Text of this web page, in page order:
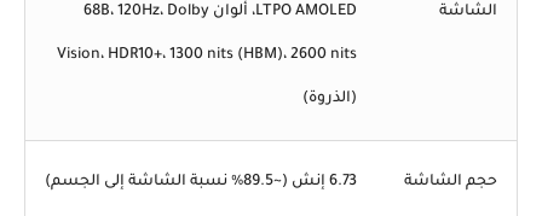
الشاشة LTPO AMOLED، ألوان 68B، 120Hz، Dolby
Vision، HDR10+، 1300 nits (HBM)، 2600 nits
(الذروة)
حجم الشاشة 6.73 إنش (~89.5% نسبة الشاشة إلى الجسم)